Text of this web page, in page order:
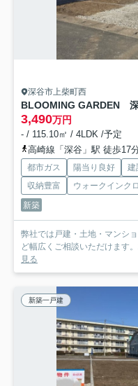
深谷市上柴町西
BLOOMING GARDEN
3,490万円
- / 115.10㎡ / 4LDK /予定
高崎線「深谷」駅 徒歩17
都市ガス 陽当り良好 建
収納豊富
ウォークインク
新築
弊社では戸建・土地・マンシ
ど幅広くご相談いただけます
見る
新築一戸建